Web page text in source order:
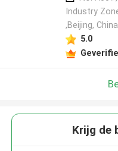
Industry
,Beijing,
5.0
Krijg de